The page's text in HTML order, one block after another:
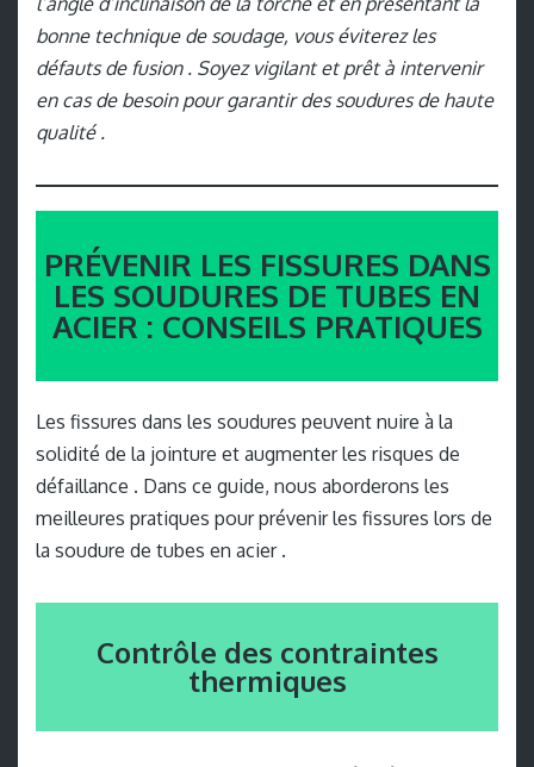
bonne technique de soudage, vous éviterez les
défauts de fusion . Soyez vigilant et prêt à intervenir
en cas de besoin pour garantir des soudures de haute
qualité .
PRÉVENIR LES FISSURES DANS
LES SOUDURES DE TUBES EN
ACIER : CONSEILS PRATIQUES
Les fissures dans les soudures peuvent nuire à la
solidité de la jointure et augmenter les risques de
défaillance . Dans ce guide, nous aborderons les
meilleures pratiques pour prévenir les fissures lors de
la soudure de tubes en acier .
Contrôle des contraintes
thermiques